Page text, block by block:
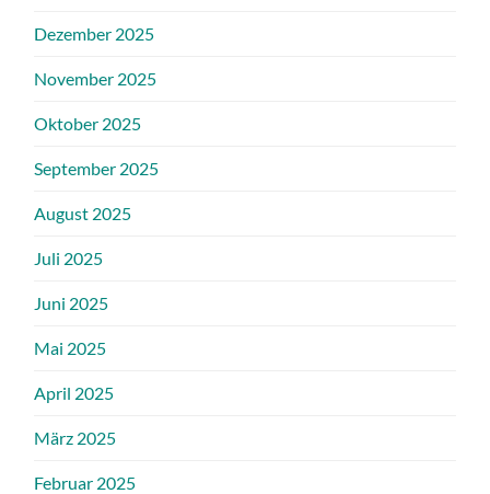
Dezember 2025
November 2025
Oktober 2025
September 2025
August 2025
Juli 2025
Juni 2025
Mai 2025
April 2025
März 2025
Februar 2025